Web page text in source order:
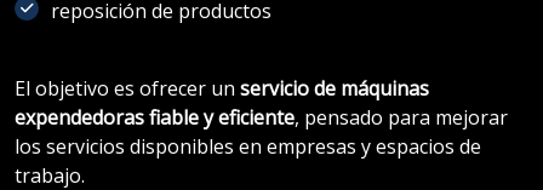
reposición de productos
El objetivo es ofrecer un servicio de máquinas
expendedoras fiable y eficiente, pensado para mejorar
los servicios disponibles en empresas y espacios de
trabajo.